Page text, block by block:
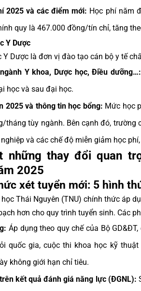
2025 và các điểm mới: Học phí năm
quy là 467.000 đồng/tín chỉ, tăng
Y Dược
Dược là đơn vị đào tạo cán bộ y tế
Y khoa, Dược học, Điều dưỡng…:
học và sau đại học.
2025 và thông tin học bổng: Mức học
tháng tùy ngành. Bên cạnh đó, trường
và các chế độ miễn giảm học
những thay đổi quan
2025
xét tuyển mới: 5 hình
Thái Nguyên (TNU) chính thức áp
hơn cho quy trình tuyển sinh. Các
Áp dụng theo quy chế của Bộ
quốc gia, cuộc thi khoa học kỹ
không giới hạn chỉ tiêu.
kết quả đánh giá năng lực (ĐGNL):